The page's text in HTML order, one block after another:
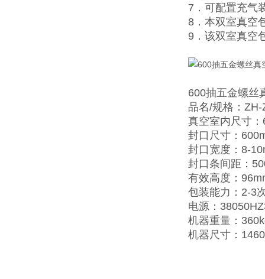
7．可配置充气
8．本双室真空
9．该双室真空
600抽五金螺丝
品名/规格：
真空室内尺寸
封口尺寸：
封口宽度：8-
封口条间距：
有效高度：
包装能力：2-3
电源：
机器重量：
机器尺寸：